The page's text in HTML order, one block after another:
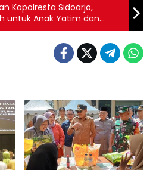
Kapolresta Sidoarjo,
untuk Anak Yatim dan